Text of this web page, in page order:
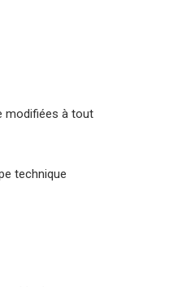
modifiées à tout
technique